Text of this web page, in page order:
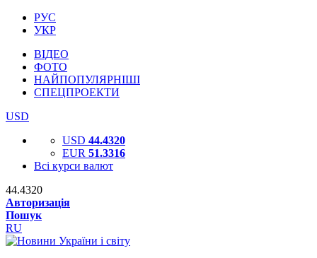
РУС
УКР
ВІДЕО
ФОТО
НАЙПОПУЛЯРНІШІ
СПЕЦПРОЕКТИ
USD
USD 44.4320
EUR 51.3316
Всі курси валют
44.4320
Авторизація
Пошук
RU